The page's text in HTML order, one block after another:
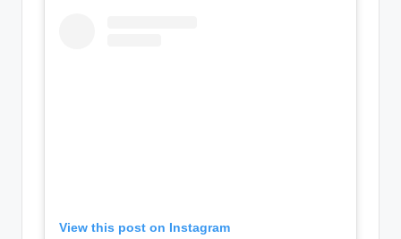
View this post on Instagram